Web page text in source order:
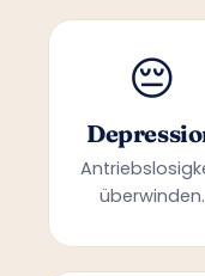
😔
überwinden.